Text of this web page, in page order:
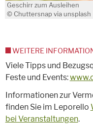
Geschirr zum Ausleihen
© Chuttersnap via unsplash
WEITERE
Viele Tipps und
Feste und Events:
Informationen zur
finden Sie im Leporello
bei Veranstaltungen.